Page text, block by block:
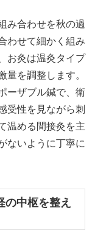
み合わせを秋の過
わせて細かく組み
お灸は温灸タイプ
量を調整します。
ーザブル鍼で、衛
受性を見ながら刺
温める間接灸を主
ないように丁寧に
中枢を整え